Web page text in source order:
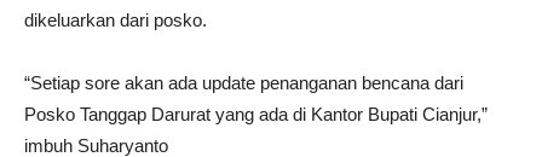
dikeluarkan dari posko.
“Setiap sore akan ada update penanganan bencana dari
Posko Tanggap Darurat yang ada di Kantor Bupati Cianjur,”
imbuh Suharyanto